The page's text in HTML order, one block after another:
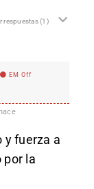
respuestas(1)
EM Off
y fuerza a
por la